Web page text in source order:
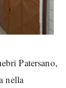
Patersano,
nella